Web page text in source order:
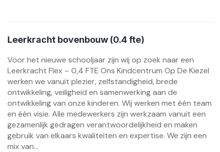
Leerkracht bovenbouw (0.4 fte)
Voor het nieuwe schooljaar zijn wij op zoek naar een
Leerkracht Flex – 0,4 FTE Ons Kindcentrum Op De Kiezel
werken we vanuit plezier, zelfstandigheid, brede
ontwikkeling, veiligheid en samenwerking aan de
ontwikkeling van onze kinderen. Wij werken met één team
en één visie. Alle medewerkers zijn werkzaam vanuit een
gezamenlijk gedragen verantwoordelijkheid en maken
gebruik van elkaars kwaliteiten en expertise. We zijn een
mix van...